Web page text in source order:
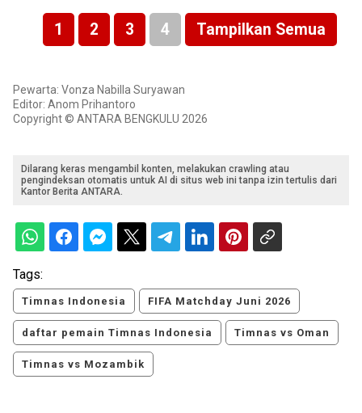
1 2 3 4 Tampilkan Semua
Pewarta: Vonza Nabilla Suryawan
Editor: Anom Prihantoro
Copyright © ANTARA BENGKULU 2026
Dilarang keras mengambil konten, melakukan crawling atau
pengindeksan otomatis untuk AI di situs web ini tanpa izin tertulis dari
Kantor Berita ANTARA.
Tags:
Timnas Indonesia FIFA Matchday Juni 2026
daftar pemain Timnas Indonesia Timnas vs Oman
Timnas vs Mozambik